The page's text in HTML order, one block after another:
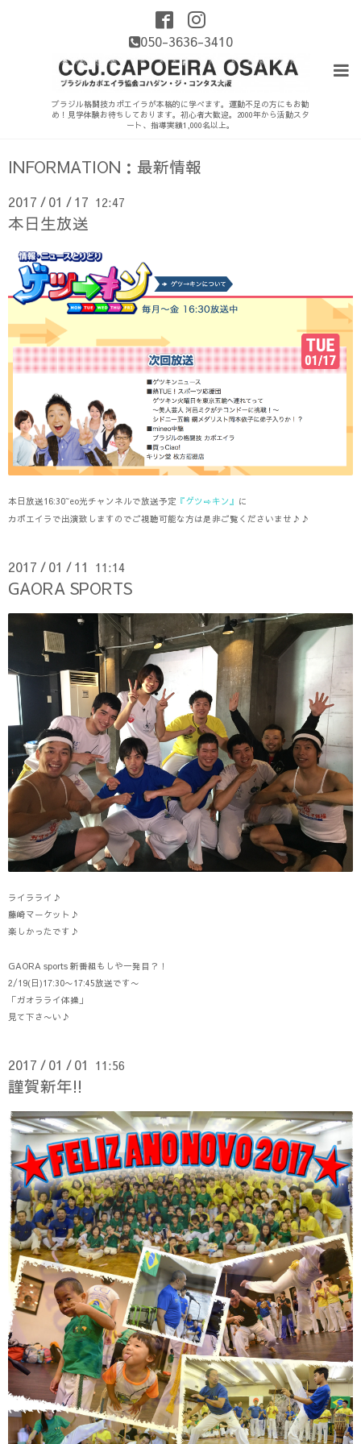
050-3636-3410
ブラジル格闘技カポエイラが本格的に学べます。運動不足の方にもお勧
め！見学体験お待ちしております。初心者大歓迎。2000年から活動スタ
ート、指導実績1,000名以上。
INFORMATION：最新情報
2017 / 01 / 17 12:47
本日生放送
本日放送16:30~eo光チャンネルで放送予定 『ゲツ⇨キン』 に
カポエイラで出演致しますのでご視聴可能な方は是非ご覧くださいませ♪♪
2017 / 01 / 11 11:14
GAORA SPORTS
ライラライ♪
藤崎マーケット♪
楽しかったです♪
GAORA sports 新番組もしや一発目？！
2/19(日)17:30〜17:45放送です〜
「ガオラライ体操」
見て下さ〜い♪
2017 / 01 / 01 11:56
謹賀新年!!